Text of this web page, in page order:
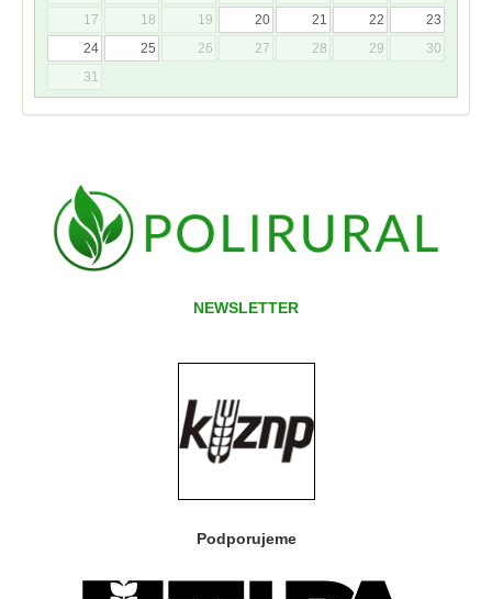
17
18 19 20 21 22
23
24
25 26 27 28 29
30
31
NEWSLETTER
Podporujeme